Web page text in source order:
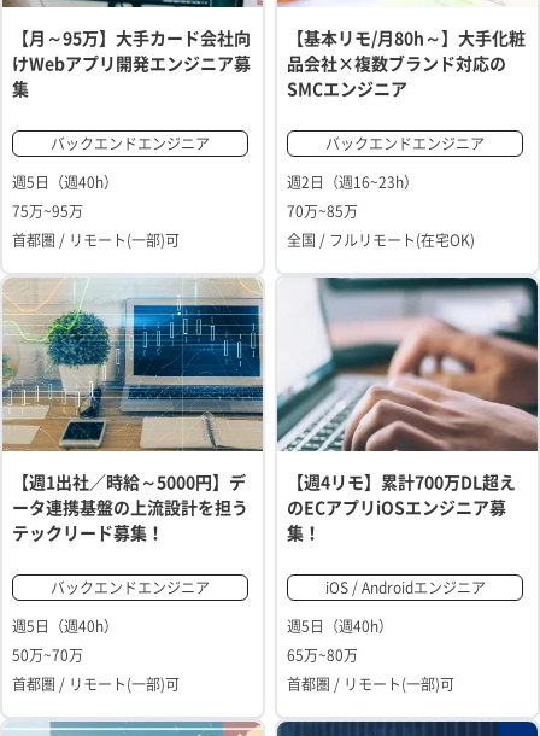
【月～95万】大手カード会社向
けWebアプリ開発エンジニア募
集
バックエンドエンジニア
週5日（週40h）
75万~95万
首都圏 / リモート(一部)可
【基本リモ/月80h～】大手化粧
品会社×複数ブランド対応の
SMCエンジニア
バックエンドエンジニア
週2日（週16~23h）
70万~85万
全国 / フルリモート(在宅OK)
【週1出社／時給～5000円】デ
ータ連携基盤の上流設計を担う
テックリード募集！
バックエンドエンジニア
週5日（週40h）
50万~70万
首都圏 / リモート(一部)可
【週4リモ】累計700万DL超え
のECアプリiOSエンジニア募
集！
iOS / Androidエンジニア
週5日（週40h）
65万~80万
首都圏 / リモート(一部)可